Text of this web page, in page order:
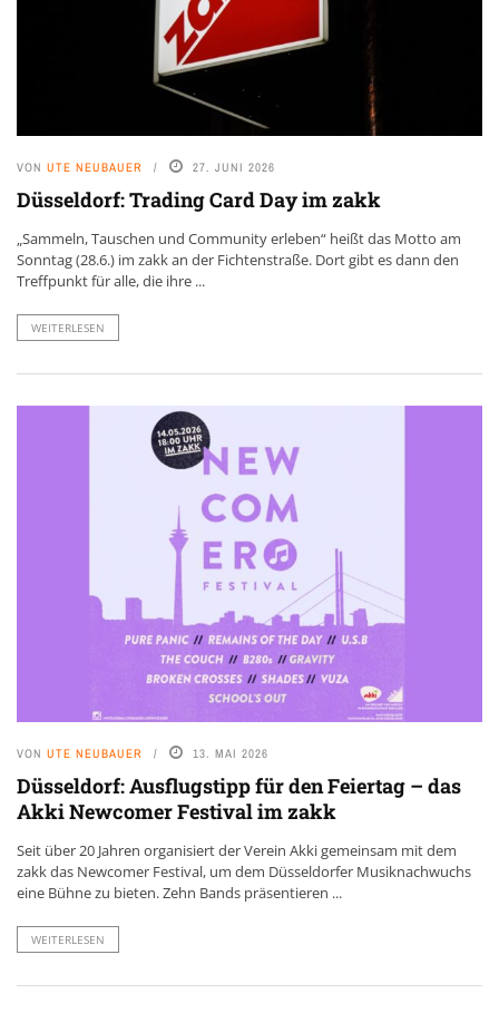
VON UTE NEUBAUER 27. JUNI 2026
Düsseldorf: Trading Card Day im zakk
„Sammeln, Tauschen und Community erleben“ heißt das Motto am
Sonntag (28.6.) im zakk an der Fichtenstraße. Dort gibt es dann den
Treffpunkt für alle, die ihre ...
WEITERLESEN
VON UTE NEUBAUER 13. MAI 2026
Düsseldorf: Ausflugstipp für den Feiertag – das
Akki Newcomer Festival im zakk
Seit über 20 Jahren organisiert der Verein Akki gemeinsam mit dem
zakk das Newcomer Festival, um dem Düsseldorfer Musiknachwuchs
eine Bühne zu bieten. Zehn Bands präsentieren ...
WEITERLESEN